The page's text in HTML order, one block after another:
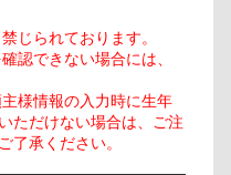
じられております。
認できない場合には、
様情報の入力時に生年
ただけない場合は、ご注
了承ください。